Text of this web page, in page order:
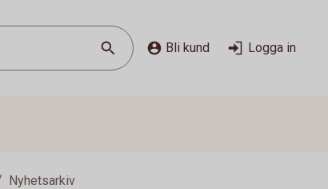
Bli kund Logga in
Nyhetsarkiv